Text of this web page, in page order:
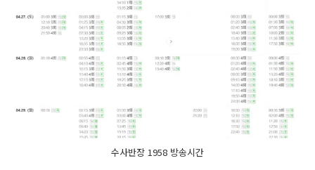
수사반장 1958 방송시간